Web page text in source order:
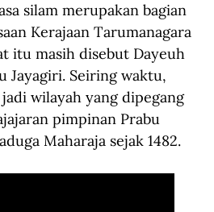
silam merupakan bagian
Kerajaan Tarumanagara
itu masih disebut Dayeuh
Jayagiri. Seiring waktu,
wilayah yang dipegang
pimpinan Prabu
Maharaja sejak 1482.